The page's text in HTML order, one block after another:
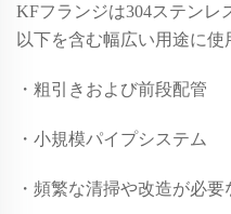
KFフランジは304ステンレ
以下を含む幅広い用途に使
・粗引きおよび前段配管
・小規模パイプシステム
・頻繁な清掃や改造が必要